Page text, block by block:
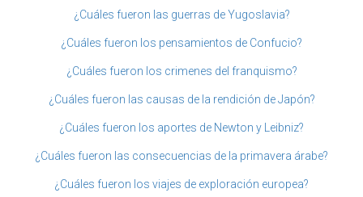
¿Cuáles fueron las guerras de Yugoslavia?
¿Cuáles fueron los pensamientos de Confucio?
¿Cuáles fueron los crimenes del franquismo?
¿Cuáles fueron las causas de la rendición de Japón?
¿Cuáles fueron los aportes de Newton y Leibniz?
¿Cuáles fueron las consecuencias de la primavera árabe?
¿Cuáles fueron los viajes de exploración europea?